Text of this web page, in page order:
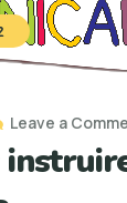
Leave a